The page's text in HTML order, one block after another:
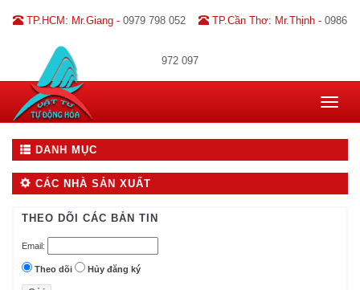
TP.HCM: Mr.Giang - 0979 798 052 TP.Cần Thơ: Mr.Thịnh - 0986
972 097
Toggle
DANH MỤC
CÁC NHÀ SẢN XUẤT
THEO DÕI CÁC BẢN TIN
Email:
Theo dõi Hủy đăng ký